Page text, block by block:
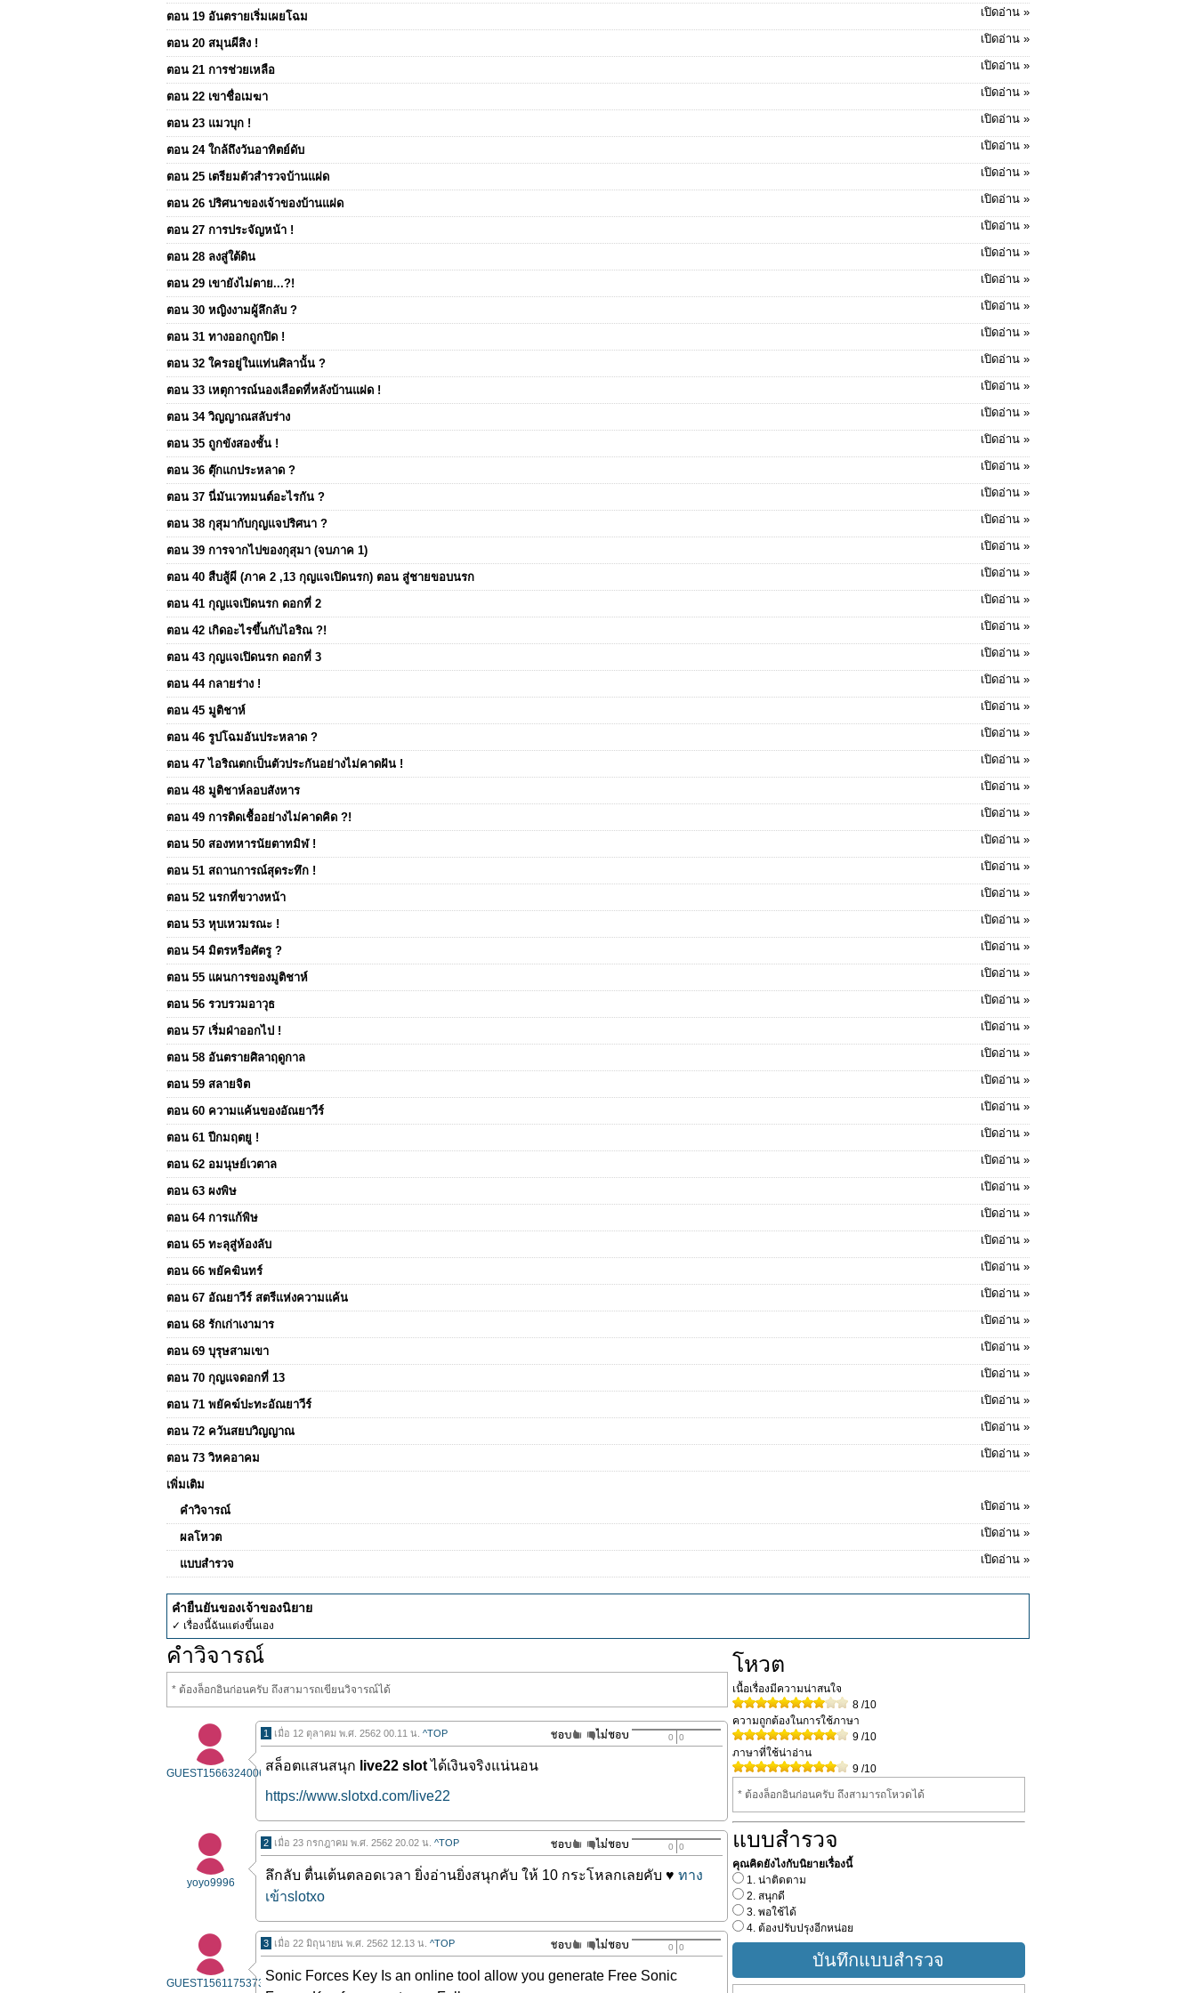
ตอน 19 อันตรายเริ่มเผยโฉม เปิดอ่าน »
ตอน 20 สมุนผีสิง ! เปิดอ่าน »
ตอน 21 การช่วยเหลือ เปิดอ่าน »
ตอน 22 เขาชื่อเมฆา เปิดอ่าน »
ตอน 23 แมวบุก ! เปิดอ่าน »
ตอน 24 ใกล้ถึงวันอาทิตย์ดับ เปิดอ่าน »
ตอน 25 เตรียมตัวสำรวจบ้านแฝด เปิดอ่าน »
ตอน 26 ปริศนาของเจ้าของบ้านแฝด เปิดอ่าน »
ตอน 27 การประจัญหน้า ! เปิดอ่าน »
ตอน 28 ลงสู่ใต้ดิน เปิดอ่าน »
ตอน 29 เขายังไม่ตาย...?! เปิดอ่าน »
ตอน 30 หญิงงามผู้ลึกลับ ? เปิดอ่าน »
ตอน 31 ทางออกถูกปิด ! เปิดอ่าน »
ตอน 32 ใครอยู่ในแท่นศิลานั้น ? เปิดอ่าน »
ตอน 33 เหตุการณ์นองเลือดที่หลังบ้านแฝด ! เปิดอ่าน »
ตอน 34 วิญญาณสลับร่าง เปิดอ่าน »
ตอน 35 ถูกขังสองชั้น ! เปิดอ่าน »
ตอน 36 ตุ๊กแกประหลาด ? เปิดอ่าน »
ตอน 37 นี่มันเวทมนต์อะไรกัน ? เปิดอ่าน »
ตอน 38 กุสุมากับกุญแจปริศนา ? เปิดอ่าน »
ตอน 39 การจากไปของกุสุมา (จบภาค 1) เปิดอ่าน »
ตอน 40 สืบสู้ผี (ภาค 2 ,13 กุญแจเปิดนรก) ตอน สู่ชายขอบนรก เปิดอ่าน »
ตอน 41 กุญแจเปิดนรก ดอกที่ 2 เปิดอ่าน »
ตอน 42 เกิดอะไรขึ้นกับไอริณ ?! เปิดอ่าน »
ตอน 43 กุญแจเปิดนรก ดอกที่ 3 เปิดอ่าน »
ตอน 44 กลายร่าง ! เปิดอ่าน »
ตอน 45 มูติชาห์ เปิดอ่าน »
ตอน 46 รูปโฉมอันประหลาด ? เปิดอ่าน »
ตอน 47 ไอริณตกเป็นตัวประกันอย่างไม่คาดฝัน ! เปิดอ่าน »
ตอน 48 มูติชาห์ลอบสังหาร เปิดอ่าน »
ตอน 49 การติดเชื้ออย่างไม่คาดคิด ?! เปิดอ่าน »
ตอน 50 สองทหารนัยตาทมิฬ ! เปิดอ่าน »
ตอน 51 สถานการณ์สุดระทึก ! เปิดอ่าน »
ตอน 52 นรกที่ขวางหน้า เปิดอ่าน »
ตอน 53 หุบเหวมรณะ ! เปิดอ่าน »
ตอน 54 มิตรหรือศัตรู ? เปิดอ่าน »
ตอน 55 แผนการของมูติชาห์ เปิดอ่าน »
ตอน 56 รวบรวมอาวุธ เปิดอ่าน »
ตอน 57 เริ่มฝ่าออกไป ! เปิดอ่าน »
ตอน 58 อันตรายศิลาฤดูกาล เปิดอ่าน »
ตอน 59 สลายจิต เปิดอ่าน »
ตอน 60 ความแค้นของอัณยาวีร์ เปิดอ่าน »
ตอน 61 ปีกมฤตยู ! เปิดอ่าน »
ตอน 62 อมนุษย์เวตาล เปิดอ่าน »
ตอน 63 ผงพิษ เปิดอ่าน »
ตอน 64 การแก้พิษ เปิดอ่าน »
ตอน 65 ทะลุสู่ห้องลับ เปิดอ่าน »
ตอน 66 พยัคฆินทร์ เปิดอ่าน »
ตอน 67 อัณยาวีร์ สตรีแห่งความแค้น เปิดอ่าน »
ตอน 68 รักเก่าเงามาร เปิดอ่าน »
ตอน 69 บุรุษสามเขา เปิดอ่าน »
ตอน 70 กุญแจดอกที่ 13 เปิดอ่าน »
ตอน 71 พยัคฆ์ปะทะอัณยาวีร์ เปิดอ่าน »
ตอน 72 ควันสยบวิญญาณ เปิดอ่าน »
ตอน 73 วิหคอาคม เปิดอ่าน »
เพิ่มเติม
คำวิจารณ์
เปิดอ่าน »
ผลโหวต เปิดอ่าน »
แบบสำรวจ เปิดอ่าน »
คำยืนยันของเจ้าของนิยาย
✓ เรื่องนี้ฉันแต่งขึ้นเอง
คำวิจารณ์
* ต้องล็อกอินก่อนครับ ถึงสามารถเขียนวิจารณ์ได้
GUEST1566324006
1 เมื่อ 12 ตุลาคม พ.ศ. 2562 00.11 น. ^TOP 0 0
สล็อตแสนสนุก live22 slotได้เงินจริงแน่นอน
https://www.slotxd.com/live22
yoyo9996
2 เมื่อ 23 กรกฎาคม พ.ศ. 2562 20.02 น. ^TOP 0 0
ลึกลับ ตื่นเต้นตลอดเวลา ยิ่งอ่านยิ่งสนุกคับ ให้ 10 กระโหลกเลยคับ ♥ ทาง
เข้าslotxo
GUEST1561175373
3 เมื่อ 22 มิถุนายน พ.ศ. 2562 12.13 น. ^TOP 0 0
Sonic Forces Key Is an online tool allow you generate Free Sonic
โหวต
เนื้อเรื่องมีความน่าสนใจ
8/10
ความถูกต้องในการใช้ภาษา
9/10
ภาษาที่ใช้น่าอ่าน
9/10
* ต้องล็อกอินก่อนครับ ถึงสามารถโหวดได้
แบบสำรวจ
คุณคิดยังไงกับนิยายเรื่องนี้
1. น่าติดตาม
2. สนุกดี
3. พอใช้ได้
4. ต้องปรับปรุงอีกหน่อย